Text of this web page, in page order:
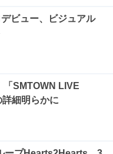
ビュー、ビジュアル
SMTOWN LIVE
細明らかに